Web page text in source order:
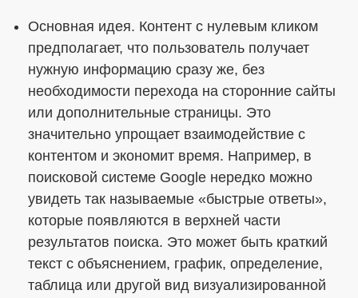
Основная идея. Контент с нулевым кликом
предполагает, что пользователь получает
нужную информацию сразу же, без
необходимости перехода на сторонние сайты
или дополнительные страницы. Это
значительно упрощает взаимодействие с
контентом и экономит время. Например, в
поисковой системе Google нередко можно
увидеть так называемые «быстрые ответы»,
которые появляются в верхней части
результатов поиска. Это может быть краткий
текст с объяснением, график, определение,
таблица или другой вид визуализированной